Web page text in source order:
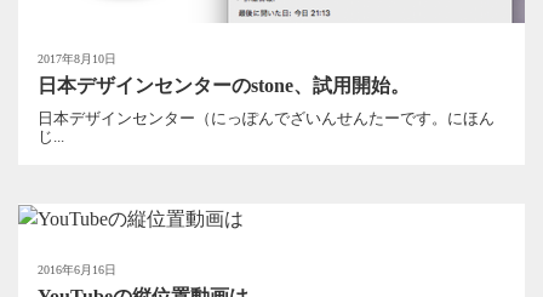
2017年8月10日
日本デザインセンターのstone、試用開始。
日本デザインセンター（にっぽんでざいんせんたーです。にほん
じ...
2016年6月16日